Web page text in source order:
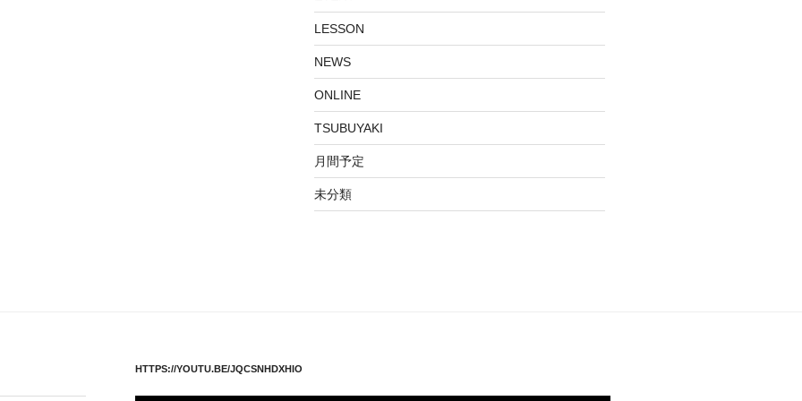
LESSON
NEWS
ONLINE
TSUBUYAKI
月間予定
未分類
HTTPS://YOUTU.BE/JQCSNHDXHIO